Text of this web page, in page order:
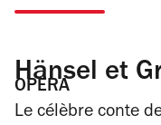
Hänsel et
OPERA
Le célèbre conte